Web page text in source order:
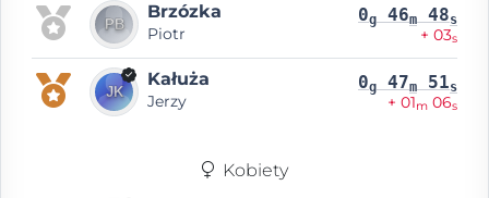
Brzózka
Piotr
0g 46m 48s
+ 03s
Kałuża
Jerzy
0g 47m 51s
+ 01m 06s
Kobiety